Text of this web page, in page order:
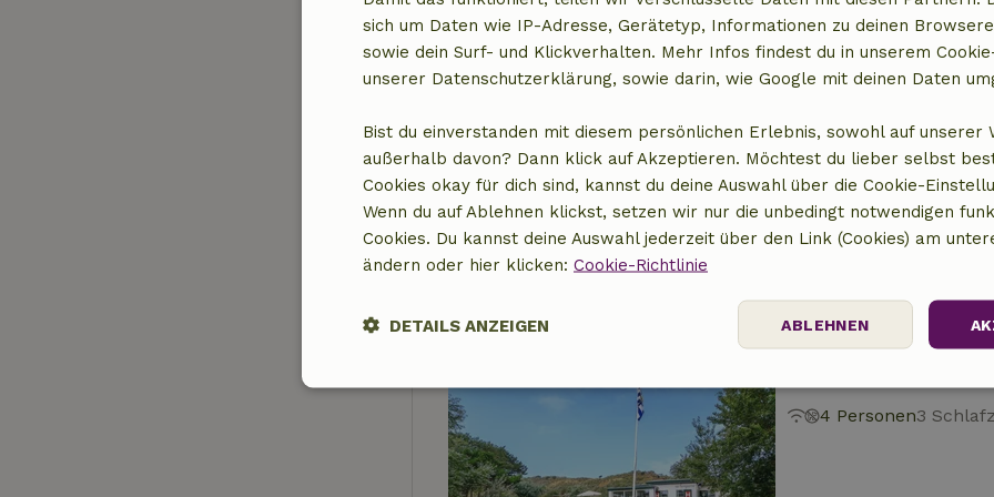
Naturhäuschen in
Nordholland,
4 Personen2
Naturhäuschen in
4 Personen3
sich um Daten wie IP-Adresse, Gerätetyp, Informationen zu deinen
sowie dein Surf- und Klickverhalten. Mehr Infos findest du in unserem
unserer Datenschutzerklärung, sowie darin, wie Google mit deinen Daten
Bist du einverstanden mit diesem persönlichen Erlebnis, sowohl auf unserer
außerhalb davon? Dann klick auf Akzeptieren. Möchtest du lieber selbst
Cookies okay für dich sind, kannst du deine Auswahl über die Cookie-
Wenn du auf Ablehnen klickst, setzen wir nur die unbedingt notwendigen
Cookies. Du kannst deine Auswahl jederzeit über den Link (Cookies) am
ändern oder hier klicken: Cookie-Richtlinie
ABLEHNEN
DETAILS ANZEIGEN
Unbedingt
erforderlich
Performance Targeting Funktionalität